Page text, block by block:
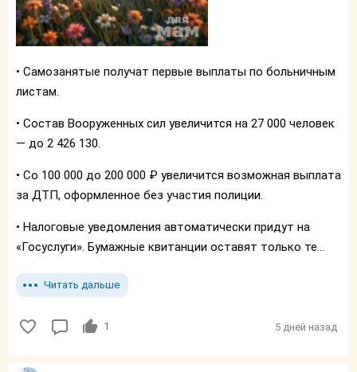
• Самозанятые получат первые выплаты по больничным
листам.
• Состав Вооруженных сил увеличится на 27 000 человек
— до 2 426 130.
• Со 100 000 до 200 000 ₽ увеличится возможная выплата
за ДТП, оформленное без участия полиции.
• Налоговые уведомления автоматически придут на
«Госуслуги». Бумажные квитанции оставят только те...
Читать дальше
1 5 дней назад